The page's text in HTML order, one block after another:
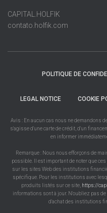
CAPITAL.HOLFIK
contato.holfik.com
POLITIQUE DE
LEGAL NOTICE COOKIE
Avis : En aucun cas nous ne demandons
s'agisse d'une carte de crédit, d'un
en informer
Remarque : Nous nous efforçons de
possible. Il est important de noter que
sur les sites Web des institutions
spécifique. Pour les institutions avec
produits listés sur ce site, https://
informations sont à jour. N'oubliez pas
d'achat des institutions